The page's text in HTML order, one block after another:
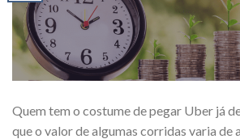
Quem tem o costume de pegar Uber já
que o valor de algumas corridas varia de